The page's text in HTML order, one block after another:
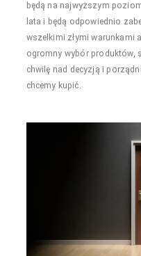
będą na najwyższym
lata i będą odpowiednio
wszelkimi złymi warunkami
ogromny wybór produktów,
chwilę nad decyzją i
chcemy kupić.